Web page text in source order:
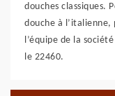
douches classiques.
douche à l’italienne,
l’équipe de la
le 22460.